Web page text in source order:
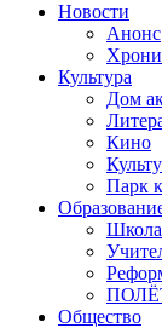
Новости
Анонс
Культура
Дом
Кино
Парк
Школа
ПОЛЁТ
Общество